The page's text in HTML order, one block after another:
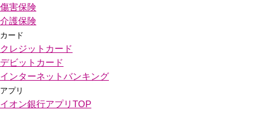
傷害保険
介護保険
カード
クレジットカード
デビットカード
インターネットバンキング
アプリ
イオン銀行アプリ TOP